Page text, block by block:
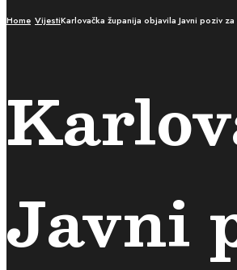
Home VijestiKarlovačka županija objavila Javni poziv
Javni